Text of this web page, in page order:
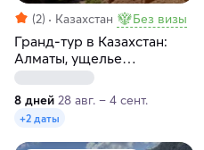
(2) Казахстан Без визы
Гранд-тур в Казахстан:
Алматы, ущелье
Алмасаран, Чарынский
каньон
8 дней 28 авг. – 4 сент.
+2 даты